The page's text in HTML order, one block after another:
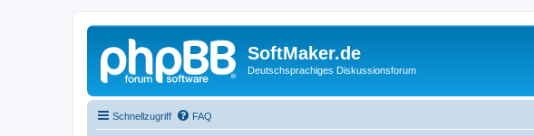
SoftMaker.de
Deutschsprachiges Diskussionsforum
Schnellzugriff FAQ